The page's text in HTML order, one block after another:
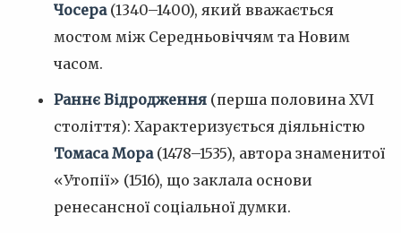
Чосера(1340–1400), який вважається
мостом між Середньовіччям та Новим
часом.
Раннє Відродження (перша половина XVI
століття): Характеризується діяльністю
Томаса Мора(1478–1535), автора знаменитої
«Утопії» (1516), що заклала основи
ренесансної соціальної думки.